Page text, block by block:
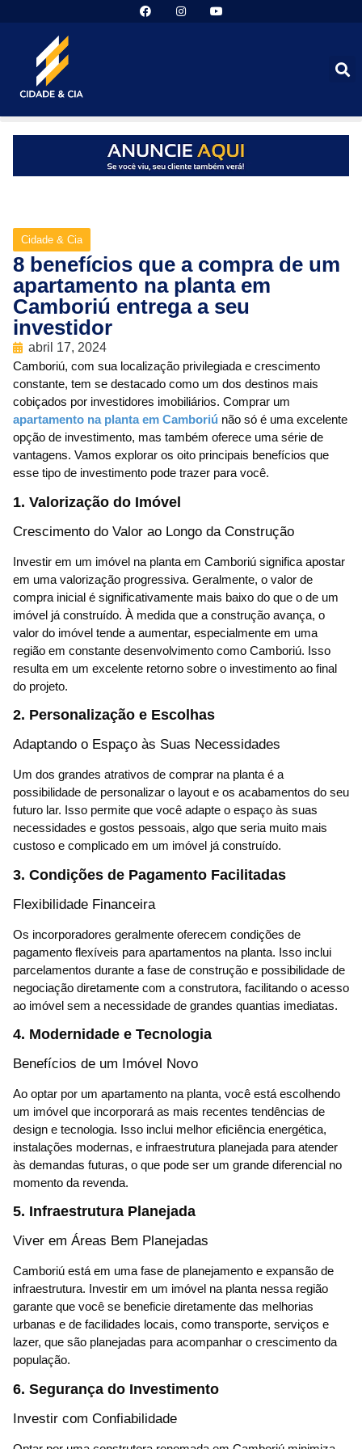
Cidade & Cia
8 benefícios que a compra de um
apartamento na planta em
Camboriú entrega a seu
investidor
abril 17, 2024
Camboriú, com sua localização privilegiada e crescimento
constante, tem se destacado como um dos destinos mais
cobiçados por investidores imobiliários. Comprar um
apartamento na planta em Camboriú não só é uma excelente
opção de investimento, mas também oferece uma série de
vantagens. Vamos explorar os oito principais benefícios que
esse tipo de investimento pode trazer para você.
1. Valorização do Imóvel
Crescimento do Valor ao Longo da Construção
Investir em um imóvel na planta em Camboriú significa apostar
em uma valorização progressiva. Geralmente, o valor de
compra inicial é significativamente mais baixo do que o de um
imóvel já construído. À medida que a construção avança, o
valor do imóvel tende a aumentar, especialmente em uma
região em constante desenvolvimento como Camboriú. Isso
resulta em um excelente retorno sobre o investimento ao final
do projeto.
2. Personalização e Escolhas
Adaptando o Espaço às Suas Necessidades
Um dos grandes atrativos de comprar na planta é a
possibilidade de personalizar o layout e os acabamentos do seu
futuro lar. Isso permite que você adapte o espaço às suas
necessidades e gostos pessoais, algo que seria muito mais
custoso e complicado em um imóvel já construído.
3. Condições de Pagamento Facilitadas
Flexibilidade Financeira
Os incorporadores geralmente oferecem condições de
pagamento flexíveis para apartamentos na planta. Isso inclui
parcelamentos durante a fase de construção e possibilidade de
negociação diretamente com a construtora, facilitando o acesso
ao imóvel sem a necessidade de grandes quantias imediatas.
4. Modernidade e Tecnologia
Benefícios de um Imóvel Novo
Ao optar por um apartamento na planta, você está escolhendo
um imóvel que incorporará as mais recentes tendências de
design e tecnologia. Isso inclui melhor eficiência energética,
instalações modernas, e infraestrutura planejada para atender
às demandas futuras, o que pode ser um grande diferencial no
momento da revenda.
5. Infraestrutura Planejada
Viver em Áreas Bem Planejadas
Camboriú está em uma fase de planejamento e expansão de
infraestrutura. Investir em um imóvel na planta nessa região
garante que você se beneficie diretamente das melhorias
urbanas e de facilidades locais, como transporte, serviços e
lazer, que são planejadas para acompanhar o crescimento da
população.
6. Segurança do Investimento
Investir com Confiabilidade